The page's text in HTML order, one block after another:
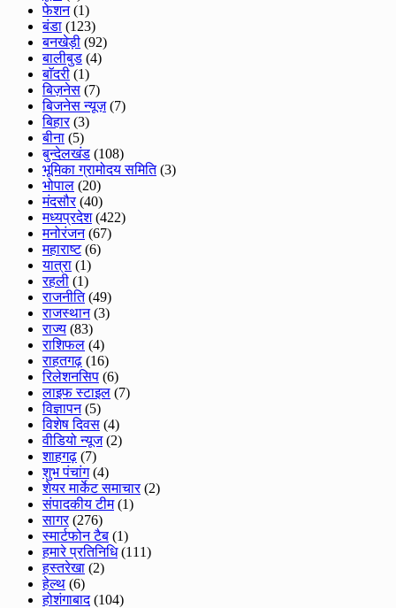
फेशन(1)
बंडा (123)
बनखेड़ी (92)
बालीबुड (4)
बाॅदरी (1)
बिज़नेस (7)
बिजनेस न्यूज़(7)
बिहार(3)
बीना (5)
बुन्देलखंड (108)
भूमिका ग्रामोदय समिति(3)
भोपाल (20)
मंदसौर(40)
मध्यप्रदेश(422)
मनोरंजन(67)
महाराष्ट(6)
यात्रा (1)
रहली (1)
राजनीति(49)
राजस्थान(3)
राज्य (83)
राशिफल (4)
राहतगढ़ (16)
रिलेशनसिप (6)
लाइफ स्टाइल (7)
विज्ञापन(5)
विशेष दिवस (4)
वीडियो न्यूज(2)
शाहगढ़ (7)
शुभ पंचांग(4)
शेयर मार्केट समाचार(2)
संपादकीय टीम(1)
सागर(276)
स्मार्टफोन टैब (1)
हमारे प्रतिनिधि(111)
हस्तरेखा (2)
हेल्थ (6)
होशंगाबाद(104)